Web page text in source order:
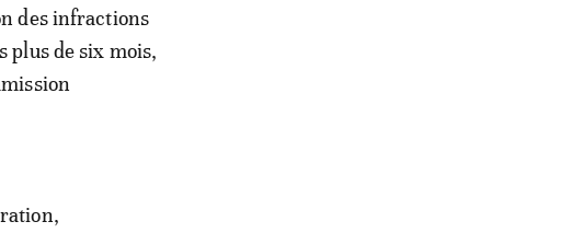
des infractions
plus de six mois,